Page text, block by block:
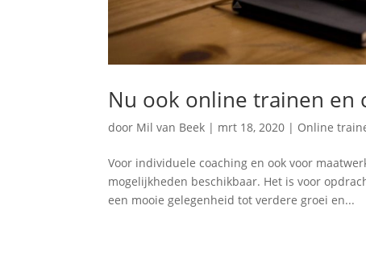
Nu ook online trainen en
door Mil van Beek | mrt 18, 2020 | Online
Voor individuele coaching en ook voor
mogelijkheden beschikbaar. Het is voor
een mooie gelegenheid tot verdere groei en...